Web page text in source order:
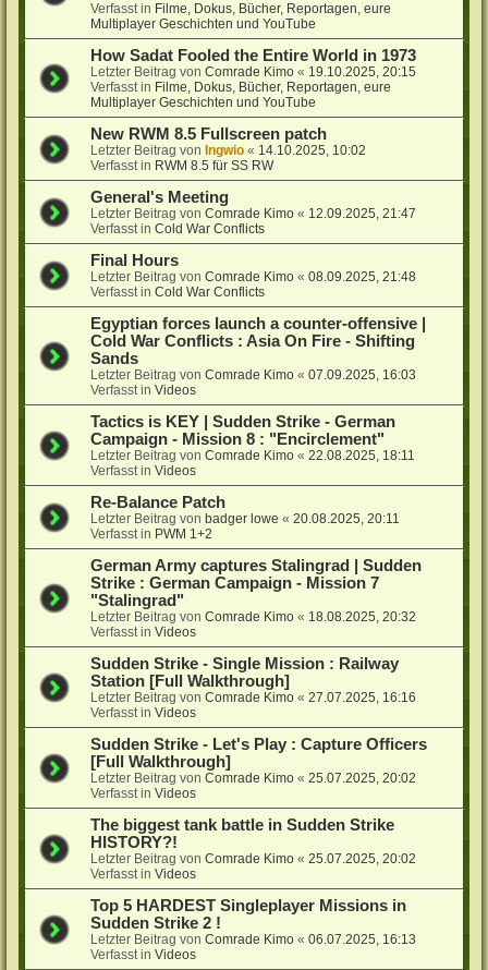
Verfasst in Filme, Dokus, Bücher, Reportagen, eure
Multiplayer Geschichten und YouTube
How Sadat Fooled the Entire World in 1973
Letzter Beitrag vonComrade Kimo « 19.10.2025, 20:15
Verfasst in Filme, Dokus, Bücher, Reportagen, eure
Multiplayer Geschichten und YouTube
New RWM 8.5 Fullscreen patch
Letzter Beitrag vonIngwio « 14.10.2025, 10:02
Verfasst in RWM 8.5 für SS RW
General's Meeting
Letzter Beitrag vonComrade Kimo « 12.09.2025, 21:47
Verfasst inCold War Conflicts
Final Hours
Letzter Beitrag vonComrade Kimo «08.09.2025, 21:48
Verfasst inCold War Conflicts
Egyptian forces launch a counter-offensive |
Cold War Conflicts : Asia On Fire - Shifting
Sands
Letzter Beitrag vonComrade Kimo «07.09.2025, 16:03
Verfasst inVideos
Tactics is KEY | Sudden Strike - German
Campaign - Mission 8 : "Encirclement"
Letzter Beitrag vonComrade Kimo «22.08.2025, 18:11
Verfasst inVideos
Re-Balance Patch
Letzter Beitrag vonbadger lowe «20.08.2025, 20:11
Verfasst in PWM 1+2
German Army captures Stalingrad | Sudden
Strike : German Campaign - Mission 7
"Stalingrad"
Letzter Beitrag vonComrade Kimo « 18.08.2025, 20:32
Verfasst inVideos
Sudden Strike - Single Mission : Railway
Station [Full Walkthrough]
Letzter Beitrag vonComrade Kimo «27.07.2025, 16:16
Verfasst inVideos
Sudden Strike - Let's Play : Capture Officers
[Full Walkthrough]
Letzter Beitrag vonComrade Kimo «25.07.2025, 20:02
Verfasst inVideos
The biggest tank battle in Sudden Strike
HISTORY?!
Letzter Beitrag vonComrade Kimo «25.07.2025, 20:02
Verfasst inVideos
Top 5 HARDEST Singleplayer Missions in
Sudden Strike 2 !
Letzter Beitrag vonComrade Kimo «06.07.2025, 16:13
Verfasst inVideos